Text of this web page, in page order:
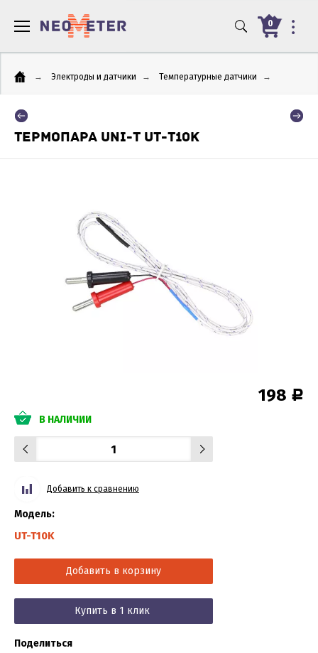
0
→ Электроды и датчики → Температурные датчики →
ТЕРМОПАРА UNI-T UT-T10K
198 Р
В НАЛИЧИИ
Добавить к сравнению
Модель:
UT-T10K
Добавить в корзину
Купить в 1 клик
Поделиться